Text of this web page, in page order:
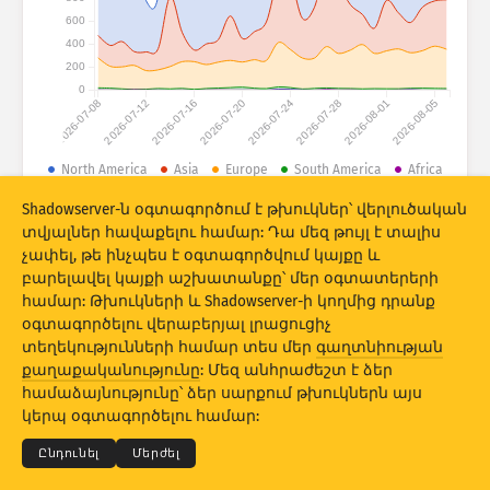
Հարձակումների վիճակագրություն․ Սարքեր
Օգնություն
Երկրներ
Տվյալների հավաքածու
Սահմանաչափ
Խմբավորել ըստ
Երկիր Պիտակ
Stacking Հարկերով շարվածք Համատեղում
Ավտոմատ կերպով թարմացման արդյունքներ
Թարմացնել Վերակայել
Ներբեռնել որպես PNG
2026-07-082026-07-122026-07-162026-07-202026-07-242026-07-282026-08-012026-08-05
0
200
400
600
North America Asia Europe South America
Africa
© 2026 The Shadowserver Foundation
© 2026THE SHADOWSERVER FOUNDATION
Գաղտնիություն և պայմաններ
Կապ մեզ հետ
Կրեդիտներ
Shadowserver-ն օգտագործում է թխուկներ՝ վերլուծական
տվյալներ հավաքելու համար: Դա մեզ թույլ է տալիս
չափել, թե ինչպես է օգտագործվում կայքը և
բարելավել կայքի աշխատանքը՝ մեր օգտատերերի
համար: Թխուկների և Shadowserver-ի կողմից դրանք
օգտագործելու վերաբերյալ լրացուցիչ
տեղեկությունների համար տես մեր գաղտնիության
քաղաքականությունը: Մեզ անհրաժեշտ է ձեր
համաձայնությունը՝ ձեր սարքում թխուկներն այս
կերպ օգտագործելու համար:
Ընդունել Մերժել